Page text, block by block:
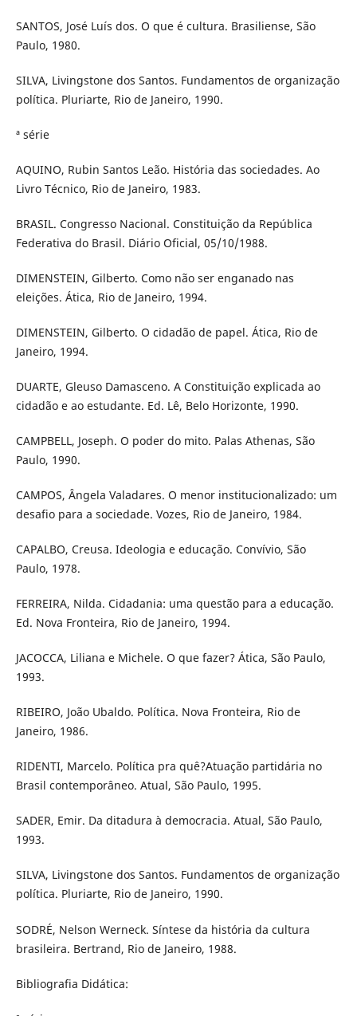
SANTOS, José Luís dos. O que é cultura. Brasiliense, São
Paulo, 1980.
SILVA, Livingstone dos Santos. Fundamentos de organização
política. Pluriarte, Rio de Janeiro, 1990.
ª série
AQUINO, Rubin Santos Leão. História das sociedades. Ao
Livro Técnico, Rio de Janeiro, 1983.
BRASIL. Congresso Nacional. Constituição da República
Federativa do Brasil. Diário Oficial, 05/10/1988.
DIMENSTEIN, Gilberto. Como não ser enganado nas
eleições. Ática, Rio de Janeiro, 1994.
DIMENSTEIN, Gilberto. O cidadão de papel. Ática, Rio de
Janeiro, 1994.
DUARTE, Gleuso Damasceno. A Constituição explicada ao
cidadão e ao estudante. Ed. Lê, Belo Horizonte, 1990.
CAMPBELL, Joseph. O poder do mito. Palas Athenas, São
Paulo, 1990.
CAMPOS, Ângela Valadares. O menor institucionalizado: um
desafio para a sociedade. Vozes, Rio de Janeiro, 1984.
CAPALBO, Creusa. Ideologia e educação. Convívio, São
Paulo, 1978.
FERREIRA, Nilda. Cidadania: uma questão para a educação.
Ed. Nova Fronteira, Rio de Janeiro, 1994.
JACOCCA, Liliana e Michele. O que fazer? Ática, São Paulo,
1993.
RIBEIRO, João Ubaldo. Política. Nova Fronteira, Rio de
Janeiro, 1986.
RIDENTI, Marcelo. Política pra quê?Atuação partidária no
Brasil contemporâneo. Atual, São Paulo, 1995.
SADER, Emir. Da ditadura à democracia. Atual, São Paulo,
1993.
SILVA, Livingstone dos Santos. Fundamentos de organização
política. Pluriarte, Rio de Janeiro, 1990.
SODRÉ, Nelson Werneck. Síntese da história da cultura
brasileira. Bertrand, Rio de Janeiro, 1988.
Bibliografia Didática: